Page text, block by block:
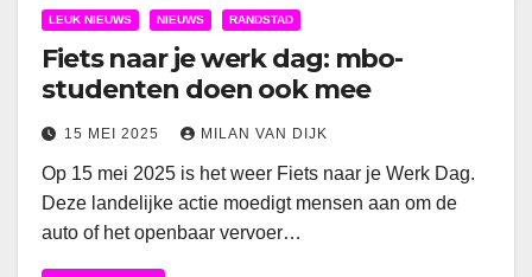
LEUK NIEUWS NIEUWS RANDSTAD
Fiets naar je werk dag: mbo-
studenten doen ook mee
15 MEI 2025 MILAN VAN DIJK
Op 15 mei 2025 is het weer Fiets naar je Werk Dag.
Deze landelijke actie moedigt mensen aan om de
auto of het openbaar vervoer…